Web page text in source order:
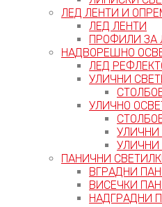
ЛЕД ЛЕНТИ И
ЛЕД ЛЕНТИ
ПРОФИЛИ ЗА
НАДВОРЕШНО
ЛЕД
УЛИЧНИ
УЛИЧНО
УЛИЧНИ
УЛИЧНИ
ПАНИЧНИ
ВГРАДНИ
ВИСЕЧКИ
НАДГРАДНИ